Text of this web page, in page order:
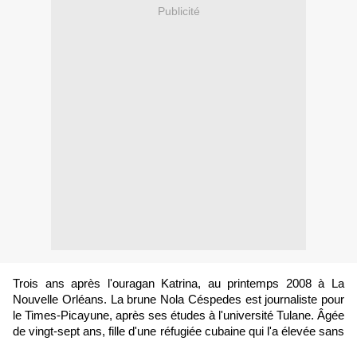
Publicité
Trois ans après l'ouragan Katrina, au printemps 2008 à La
Nouvelle Orléans. La brune Nola Céspedes est journaliste pour
le Times-Picayune, après ses études à l'université Tulane. Âgée
de vingt-sept ans, fille d'une réfugiée cubaine qui l'a élevée sans